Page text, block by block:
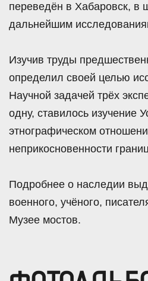
переведён в Хабаровск, в
дальнейшим
Изучив труды
определил своей целью
Научной задачей трёх
одну, ставилось изучение
этнографическом
неприкосновенности
Подробнее о наследии
военного, учёного,
Музее мостов.